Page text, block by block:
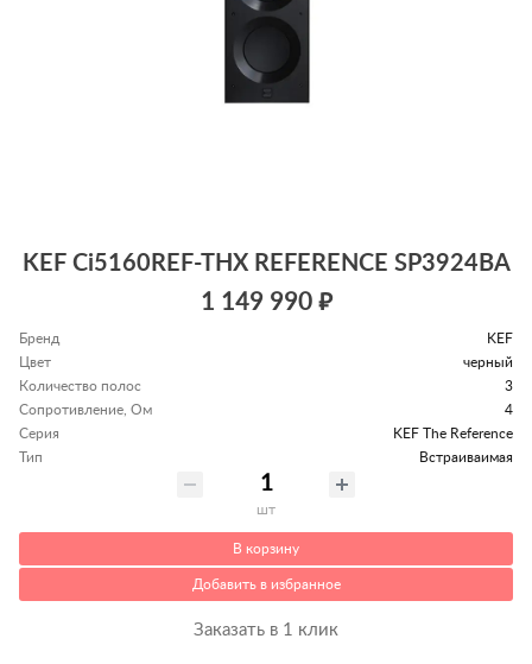
KEF Ci5160REF-THX REFERENCE SP3924BA
1 149 990 ₽
Бренд
KEF
Цвет
черный
Количество полос
3
Сопротивление, Ом
4
Серия
KEF The Reference
Тип
Встраиваимая
шт
В корзину
Добавить в избранное
Заказать в 1 клик